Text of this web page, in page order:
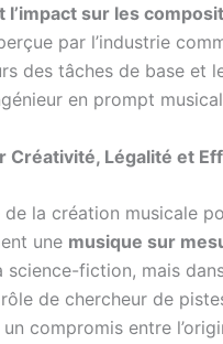
l’impact sur les
par l’industrie
des tâches de base et
en prompt
Créativité, Légalité et
de la création musicale
une musique sur
science-fiction, mais
de chercheur de
compromis entre